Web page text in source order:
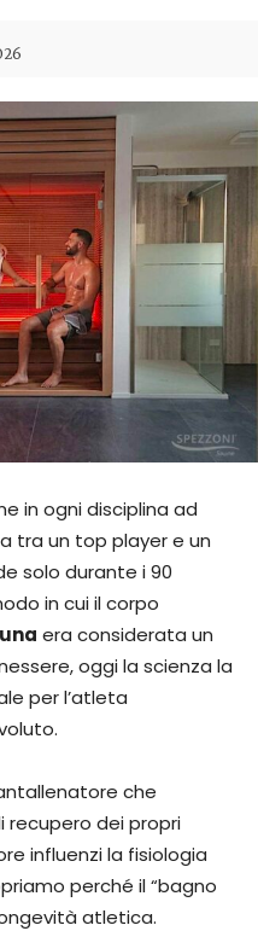
in ogni disciplina ad
tra un top player e un
solo durante i 90
in cui il corpo
era considerata un
oggi la scienza la
per l’atleta
che
recupero dei propri
influenzi la fisiologia
perché il “bagno
atletica.